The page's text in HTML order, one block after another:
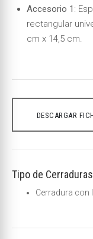
Accesorio 1 :
rectangular
cm x 14,5 cm.
DESCARGAR
Tipo de Cerraduras
Cerradura con